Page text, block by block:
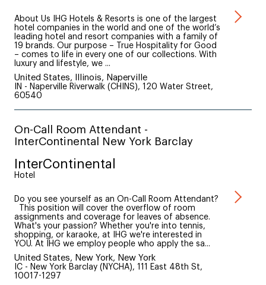
About Us IHG Hotels & Resorts is one of the largest
hotel companies in the world and one of the world’s
leading hotel and resort companies with a family of
19 brands. Our purpose – True Hospitality for Good
– comes to life in every one of our collections. With
luxury and lifestyle, we ...
United States, Illinois, Naperville
IN - Naperville Riverwalk (CHINS), 120 Water Street,
60540
On-Call Room Attendant -
InterContinental New York Barclay
InterContinental
Hotel
Do you see yourself as an On-Call Room Attendant?
This position will cover the overflow of room
assignments and coverage for leaves of absence.
What's your passion? Whether you're into tennis,
shopping, or karaoke, at IHG we're interested in
YOU. At IHG we employ people who apply the sa...
United States, New York, New York
IC - New York Barclay (NYCHA), 111 East 48th St,
10017-1297